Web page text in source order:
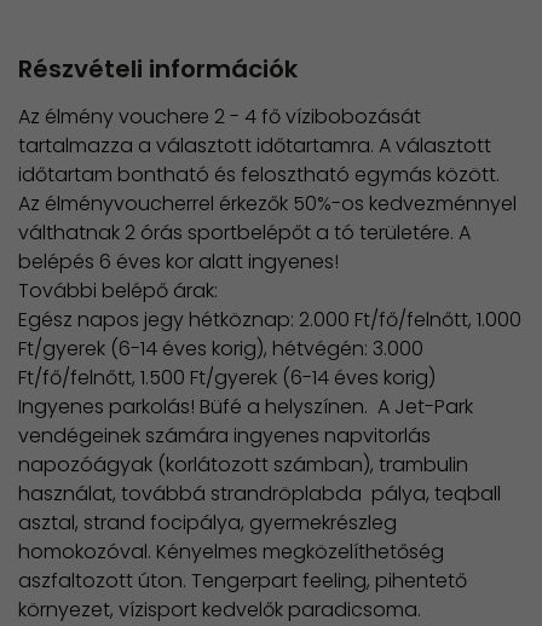
Részvételi információk
Az élmény vouchere 2 - 4 fő vízibobozását
tartalmazza a választott időtartamra. A választott
időtartam bontható és felosztható egymás között.​​
Az élményvoucherrel érkezők 50%-os kedvezménnyel
válthatnak 2 órás sportbelépőt a tó területére. A
belépés 6 éves kor alatt ingyenes!
További belépő árak:
​Egész napos jegy hétköznap: 2.000 Ft/fő/felnőtt, 1.000
Ft/gyerek (6-14 éves korig), hétvégén: 3.000
Ft/fő/felnőtt, 1.500 Ft/gyerek (6-14 éves korig)
​Ingyenes parkolás! Büfé a helyszínen. A Jet-Park
vendégeinek számára ingyenes napvitorlás
napozóágyak (korlátozott számban), trambulin
használat, továbbá strandröplabda pálya, teqball
asztal, strand focipálya, gyermekrészleg
homokozóval. Kényelmes megközelíthetőség
aszfaltozott úton. Tengerpart feeling, pihentető
környezet, vízisport kedvelők paradicsoma.